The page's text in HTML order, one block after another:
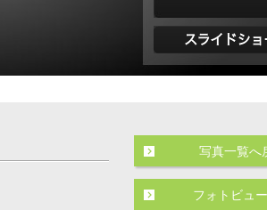
写真一覧へ
フォトビュ